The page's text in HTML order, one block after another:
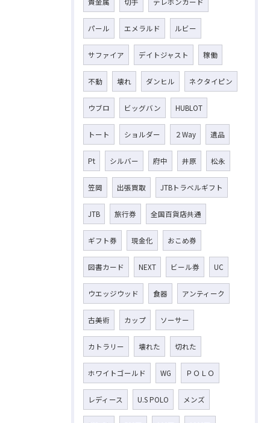
パール エメラルド ルビー
サファイア デイトジャスト 稼働
不動 壊れ ダンヒル ネクタイピン
ウブロ ビッグバン HUBLOT
トート ショルダー ２Way 遺品
Pt シルバー 府中 井原 松永
笠岡 出張買取 JTBトラベルギフト
JTB 旅行券 全国百貨店共通
ギフト券 現金化 おこめ券
図書カード NEXT ビール券 UC
ウエッジウッド 食器 アンティーク
古美術 カップ ソーサー
カトラリー 壊れた 切れた
ホワイトゴールド WG ＰＯＬＯ
レディース U.S POLO メンズ